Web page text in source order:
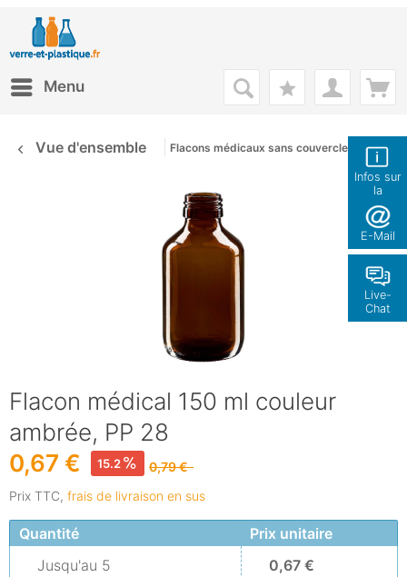
Infos sur
la
boutique
E-Mail
Live-
Chat
Menu
Vue d'ensemble Flacons médicaux sans couvercle
Flacon médical 150 ml couleur
ambrée, PP 28
0,67 €
15.2
0,79 €
Prix TTC, frais de livraison en sus
Quantité
Prix unitaire
Jusqu'au 5 0,67 €